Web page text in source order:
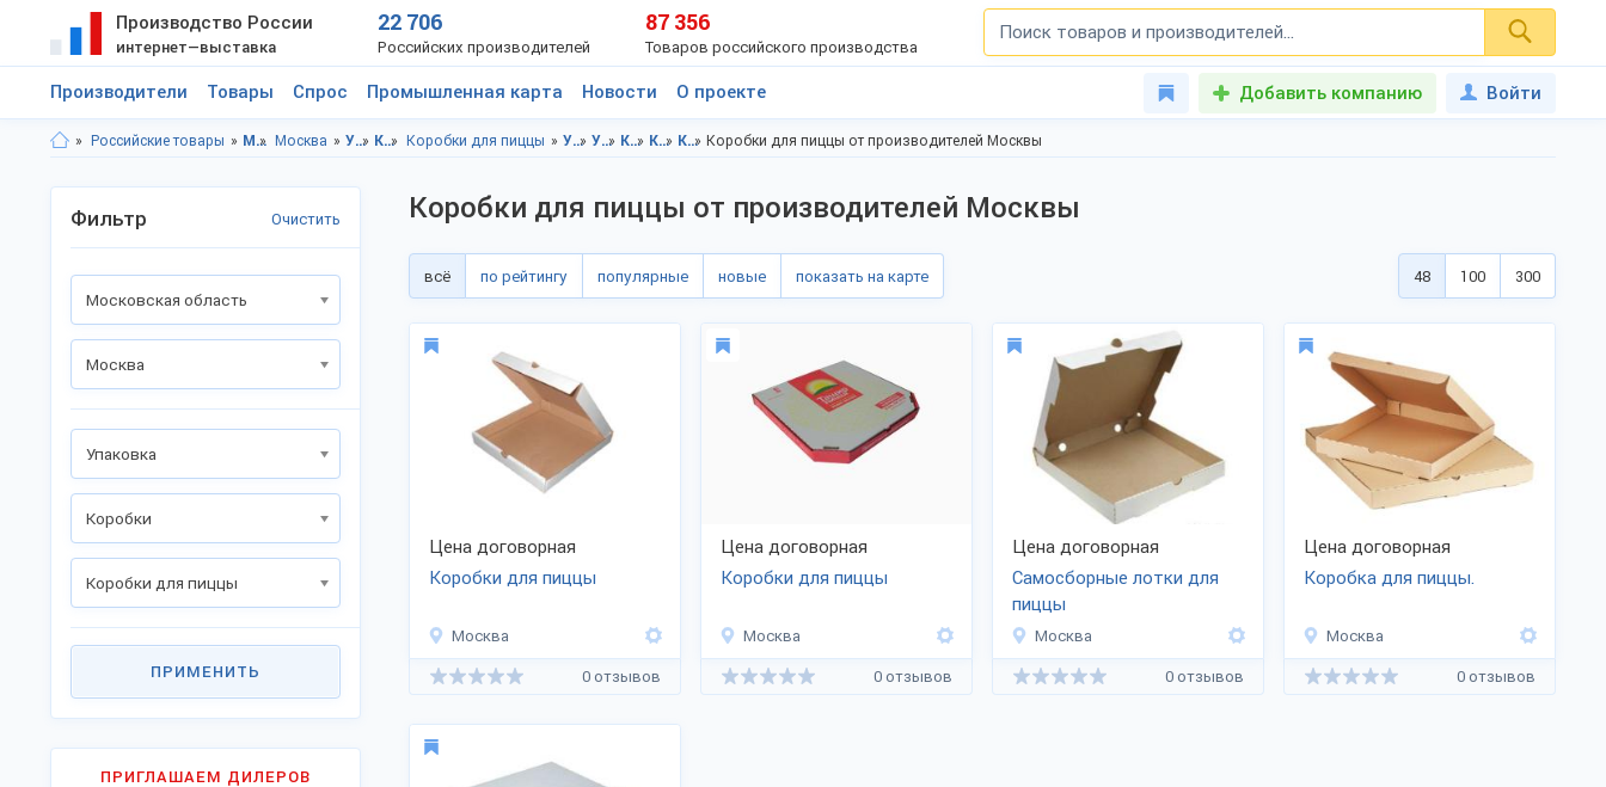
Производство России
интернет—выставка
22 706
Российских производителей
87 356
Товаров российского производства
Производители Товары Спрос Промышленная карта Новости О проекте Добавить компанию Войти
Российские товары Московская область Москва Упаковка Коробки Коробки для пиццы Упаковка, Московская область Упаковка, Москва Коробки, Московская область Коробки, Москва Коробки для пиццы, Московская область Коробки для пиццы от производителей Москвы
Коробки для пиццы от производителей Москвы
всё по рейтингу популярные новые показать на карте 48 100 300
Цена договорная
Коробки для пиццы
Москва
0 отзывов
Цена договорная
Коробки для пиццы
Москва
0 отзывов
Цена договорная
Самосборные лотки для
пиццы
Москва
0 отзывов
Цена договорная
Коробка для пиццы.
Москва
0 отзывов
Фильтр Очистить
Московская область
Москва
Упаковка
Коробки
Коробки для пиццы
ПРИМЕНИТЬ
ПРИГЛАШАЕМ ДИЛЕРОВ